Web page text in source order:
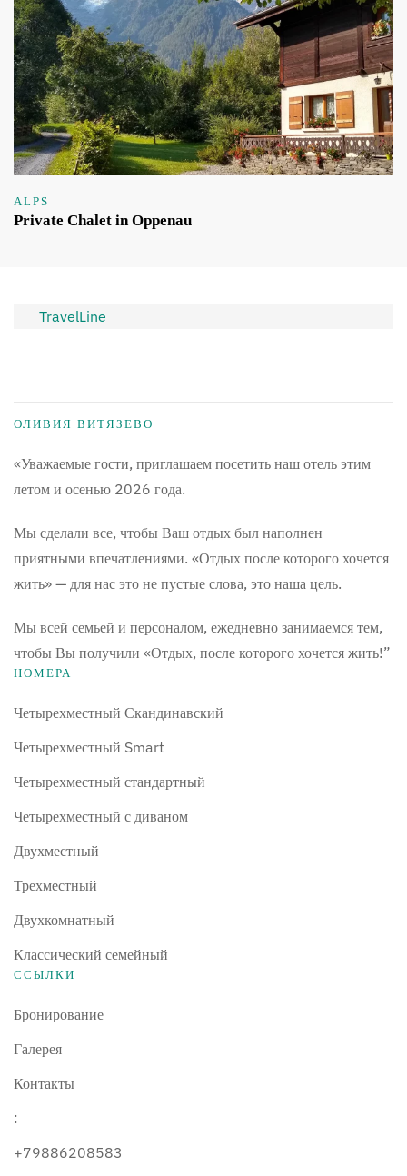
ALPS
Private Chalet in Oppenau
TravelLine
ОЛИВИЯ ВИТЯЗЕВО
«Уважаемые гости, приглашаем посетить наш отель этим
летом и осенью 2026 года.
Мы сделали все, чтобы Ваш отдых был наполнен
приятными впечатлениями. «Отдых после которого хочется
жить» — для нас это не пустые слова, это наша цель.
Мы всей семьей и персоналом, ежедневно занимаемся тем,
чтобы Вы получили «Отдых, после которого хочется жить!”
НОМЕРА
Четырехместный Скандинавский
Четырехместный Smart
Четырехместный стандартный
Четырехместный с диваном
Двухместный
Трехместный
Двухкомнатный
Классический семейный
ССЫЛКИ
Бронирование
Галерея
Контакты
:
+79886208583